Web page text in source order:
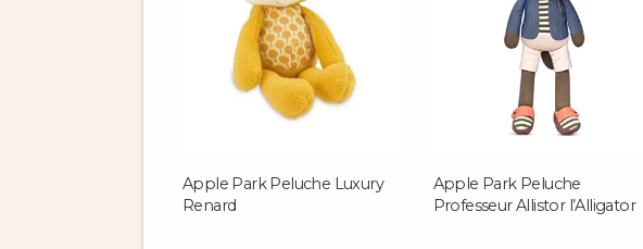
Apple Park Peluche Luxury
Renard
Apple Park Peluche
Professeur Allistor l’Alligator